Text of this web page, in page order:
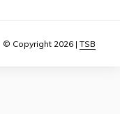
© Copyright 2026 | TSB